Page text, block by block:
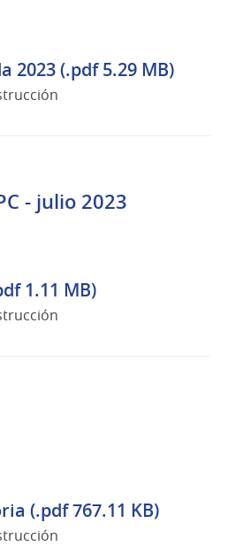
2023 (.pdf 5.29 MB)
- julio 2023
1.11 MB)
(.pdf 767.11 KB)